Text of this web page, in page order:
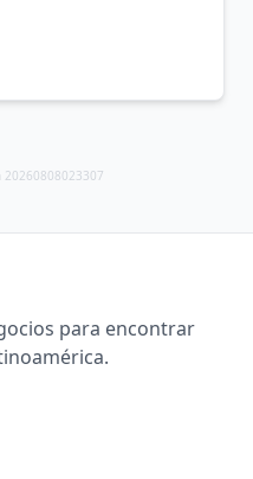
para encontrar